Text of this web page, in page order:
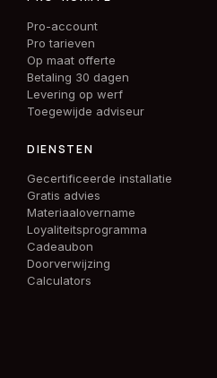
Pro-account
Pro tarieven
Op maat offerte
Betaling 30 dagen
Levering op werf
Toegewijde adviseur
DIENSTEN
Gecertificeerde installatie
Gratis advies
Materiaalovername
Loyaliteitsprogramma
Cadeaubon
Doorverwijzing
Calculators